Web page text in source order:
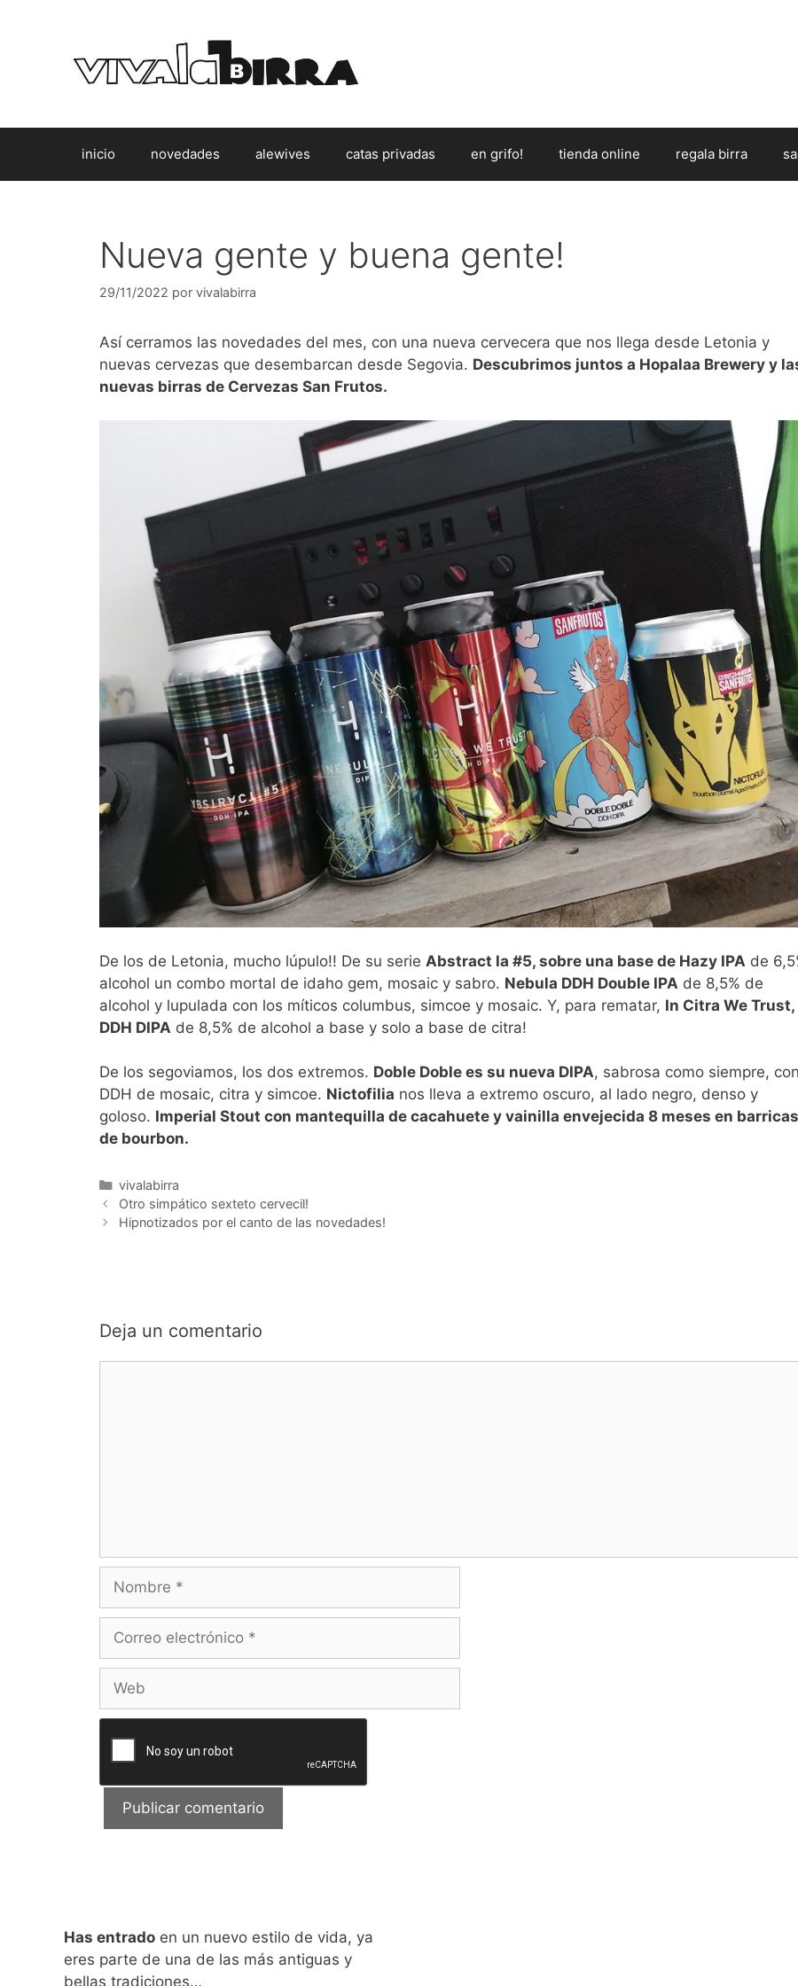
inicio novedades alewives catas privadas en grifo! tienda online regala birra
Nueva gente y buena gente!
29/11/2022 por vivalabirra
Así cerramos las novedades del mes, con una nueva cervecera que nos llega desde Letonia y
nuevas cervezas que desembarcan desde Segovia. Descubrimos juntos a Hopalaa Brewery y
nuevas birras de Cervezas San Frutos.
De los de Letonia, mucho lúpulo!! De su serie Abstract la #5, sobre una base de Hazy IPA de
alcohol un combo mortal de idaho gem, mosaic y sabro. Nebula DDH Double IPA de 8,5% de
alcohol y lupulada con los míticos columbus, simcoe y mosaic. Y, para rematar, In Citra We Trust,
DDH DIPA de 8,5% de alcohol a base y solo a base de citra!
De los segoviamos, los dos extremos. Doble Doble es su nueva DIPA, sabrosa como siempre, con
DDH de mosaic, citra y simcoe. Nictofilia nos lleva a extremo oscuro, al lado negro, denso y
goloso. Imperial Stout con mantequilla de cacahuete y vainilla envejecida 8 meses en barricas
de bourbon.
Categorías
vivalabirra
Otro simpático sexteto cervecil!
Hipnotizados por el canto de las novedades!
Deja un comentario
Nombre
Correo
Web
Has entrado en un nuevo estilo de vida, ya
eres parte de una de las más antiguas y
bellas tradiciones…